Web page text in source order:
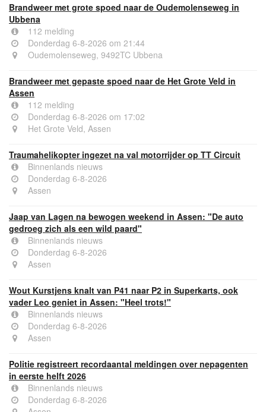
Brandweer met grote spoed naar de Oudemolenseweg in
Ubbena
112 melding
Donderdag 6-8-2026 om 21:44
Oudemolenseweg, 9492TC Ubbena
Brandweer met gepaste spoed naar de Het Grote Veld in
Assen
112 melding
Donderdag 6-8-2026 om 17:02
Het Grote Veld, Assen
Traumahelikopter ingezet na val motorrijder op TT Circuit
Binnenlands nieuws
Donderdag 6-8-2026
Assen
Jaap van Lagen na bewogen weekend in Assen: "De auto
gedroeg zich als een wild paard"
Binnenlands nieuws
Donderdag 6-8-2026
Assen
Wout Kurstjens knalt van P41 naar P2 in Superkarts, ook
vader Leo geniet in Assen: "Heel trots!"
Binnenlands nieuws
Donderdag 6-8-2026
Assen
Politie registreert recordaantal meldingen over nepagenten
in eerste helft 2026
Binnenlands nieuws
Donderdag 6-8-2026